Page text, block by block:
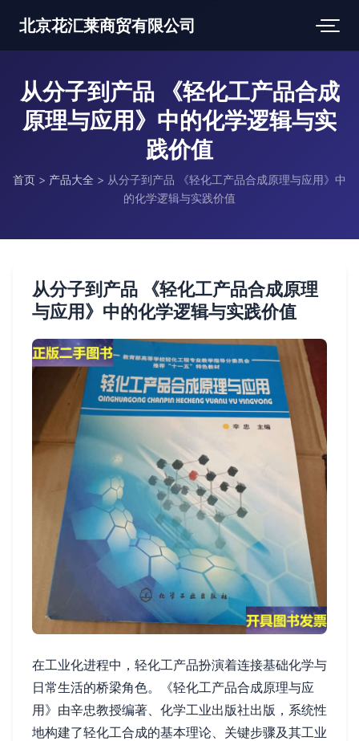
北京花汇莱商贸有限公司
从分子到产品 《轻化工产品合成
原理与应用》中的化学逻辑与实
践价值
首页 > 产品大全 > 从分子到产品 《轻化工产品合成原理与应用》中
的化学逻辑与实践价值
从分子到产品 《轻化工产品合成原理
与应用》中的化学逻辑与实践价值
在工业化进程中，轻化工产品扮演着连接基础化学与
日常生活的桥梁角色。《轻化工产品合成原理与应
用》由辛忠教授编著、化学工业出版社出版，系统性
地构建了轻化工合成的基本理论、关键步骤及其工业